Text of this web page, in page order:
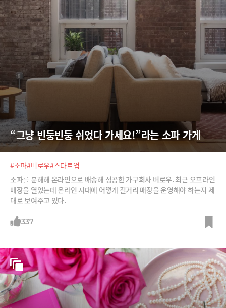
“그냥 빈둥빈둥 쉬었다 가세요!”라는 소파 가게
#소파#버로우#스타트업
소파를 분해해 온라인으로 배송해 성공한 가구회사 버로우. 최근 오프라인
매장을 열었는데 온라인 시대에 어떻게 길거리 매장을 운영해야 하는지 제
대로 보여주고 있다.
337